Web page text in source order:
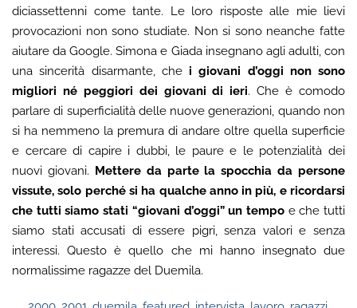
diciassettenni come tante. Le loro risposte alle mie lievi
provocazioni non sono studiate. Non si sono neanche fatte
aiutare da Google. Simona e Giada insegnano agli adulti, con
una sincerità disarmante, che i giovani d’oggi non sono
migliori né peggiori dei giovani di ieri. Che è comodo
parlare di superficialità delle nuove generazioni, quando non
si ha nemmeno la premura di andare oltre quella superficie
e cercare di capire i dubbi, le paure e le potenzialità dei
nuovi giovani. Mettere da parte la spocchia da persone
vissute, solo perché si ha qualche anno in più, e ricordarsi
che tutti siamo stati “giovani d’oggi” un tempoe che tutti
siamo stati accusati di essere pigri, senza valori e senza
interessi. Questo è quello che mi hanno insegnato due
normalissime ragazze del Duemila.